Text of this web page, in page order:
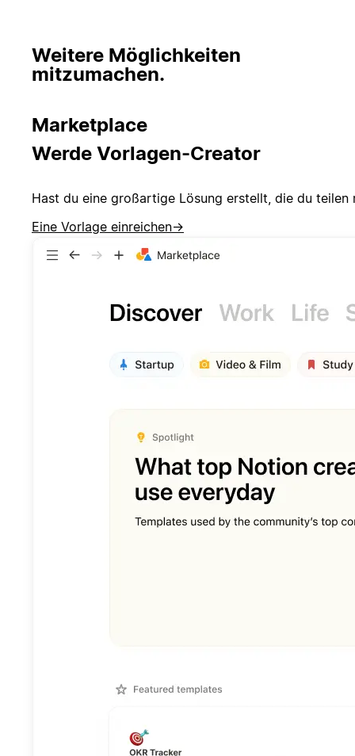
Weitere Möglichkeiten
mitzumachen.
Marketplace
Werde Vorlagen-Creator
Hast du eine großartige Lösung erstellt, die du
Eine Vorlage einreichen→